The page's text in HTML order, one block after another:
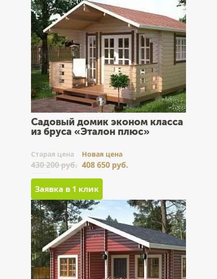
Садовый домик эконом класса
из бруса «Эталон плюс»
Cтарая цена
430 200 руб.
Новая цена
408 650 руб.
Заявка в 1 клик